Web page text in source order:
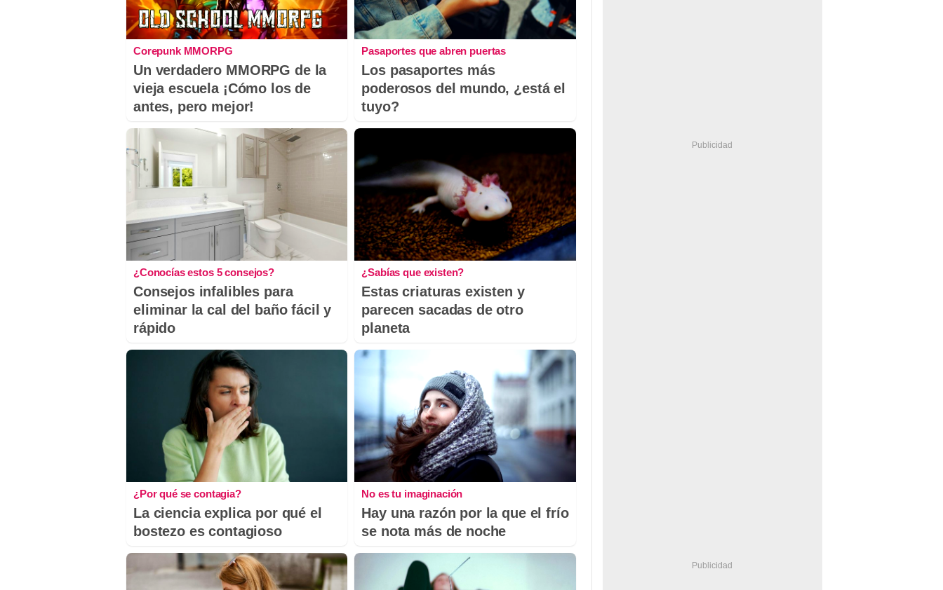
Corepunk MMORPG
Un verdadero MMORPG de la
vieja escuela ¡Cómo los de
antes, pero mejor!
Pasaportes que abren puertas
Los pasaportes más
poderosos del mundo, ¿está el
tuyo?
¿Conocías estos 5 consejos?
Consejos infalibles para
eliminar la cal del baño fácil y
rápido
¿Sabías que existen?
Estas criaturas existen y
parecen sacadas de otro
planeta
¿Por qué se contagia?
La ciencia explica por qué el
bostezo es contagioso
No es tu imaginación
Hay una razón por la que el frío
se nota más de noche